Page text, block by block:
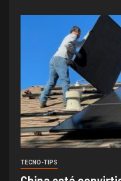
TECNO-TIPS